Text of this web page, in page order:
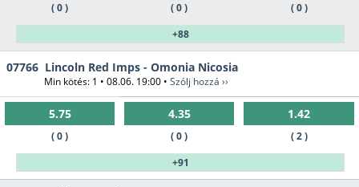
( 0 ) ( 0 )
( 0 )
+88
07766 Lincoln Red Imps - Omonia Nicosia
Min kötés: 1 • 08.06. 19:00 • Szólj hozzá ››
5.75
( 0 )
4.35
( 0 )
1.42
( 2 )
+91